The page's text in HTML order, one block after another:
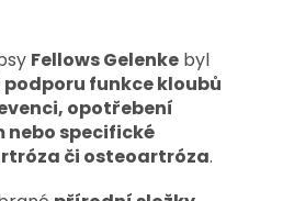
Fellows Gelenke byl
podporu funkce kloubů
opotřebení
nebo specifické
či osteoartróza.